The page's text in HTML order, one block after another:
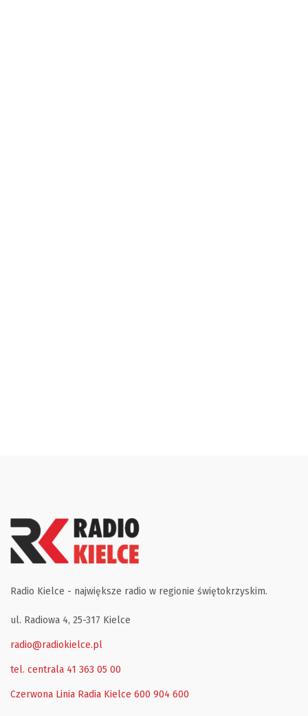
Radio Kielce - największe radio w regionie świętokrzyskim.
ul. Radiowa 4, 25-317 Kielce
radio@radiokielce.pl
tel. centrala 41 363 05 00
Czerwona Linia Radia Kielce 600 904 600